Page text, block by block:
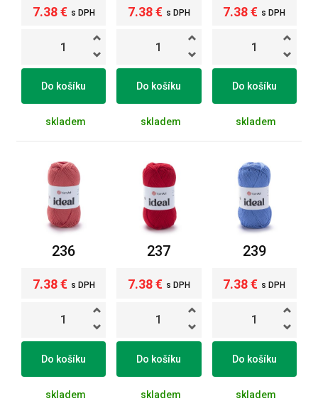
7.38 € s DPH
Do košíku
skladem
7.38 € s DPH
Do košíku
skladem
7.38 € s DPH
Do košíku
skladem
236
7.38 € s DPH
Do košíku
skladem
237
7.38 € s DPH
Do košíku
skladem
239
7.38 € s DPH
Do košíku
skladem